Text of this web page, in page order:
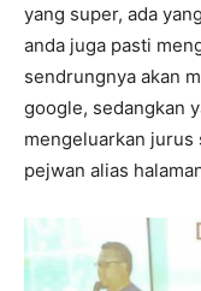
yang super, ada
anda juga pasti
sendrungnya akan
google, sedangkan
mengeluarkan jurus
pejwan alias